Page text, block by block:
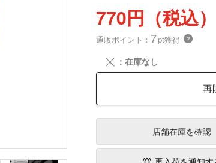
770円（税込）
通販ポイント： 7pt獲得 ？
╳ ：在庫なし
再
店舗在庫を確認